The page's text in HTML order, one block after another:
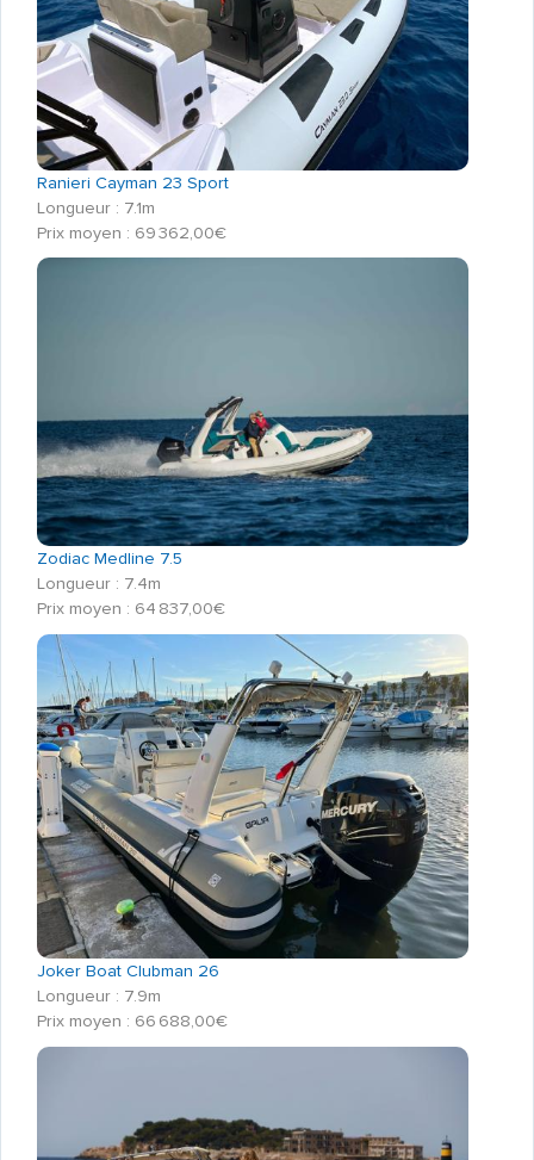
Ranieri Cayman 23 Sport
Longueur : 7.1m
Prix moyen : 69 362,00€
Zodiac Medline 7.5
Longueur : 7.4m
Prix moyen : 64 837,00€
Joker Boat Clubman 26
Longueur : 7.9m
Prix moyen : 66 688,00€